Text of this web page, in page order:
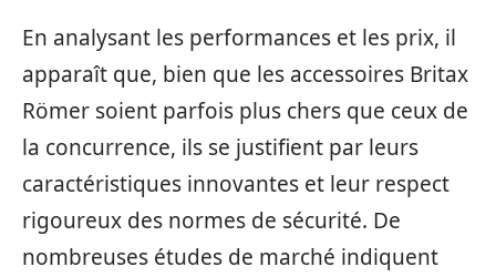
En analysant les performances et les prix, il
apparaît que, bien que les accessoires Britax
Römer soient parfois plus chers que ceux de
la concurrence, ils se justifient par leurs
caractéristiques innovantes et leur respect
rigoureux des normes de sécurité. De
nombreuses études de marché indiquent